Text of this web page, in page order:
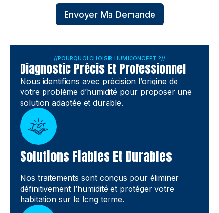
Envoyer Ma Demande
//POURQUOI CHOISIR HUMICONCEPT ?//
Diagnostic Précis Et Professionnel
Nous identifions avec précision l’origine de
votre problème d’humidité pour proposer une
solution adaptée et durable.
Solutions Fiables Et Durables
Nos traitements sont conçus pour éliminer
définitivement l’humidité et protéger votre
habitation sur le long terme.